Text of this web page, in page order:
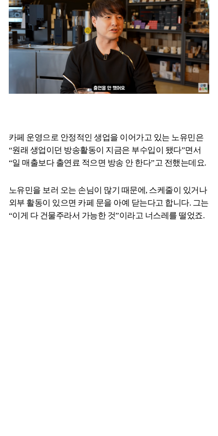
카페 운영으로 안정적인 생업을 이어가고 있는 노유민은
“원래 생업이던 방송활동이 지금은 부수입이 됐다”면서
“일 매출보다 출연료 적으면 방송 안 한다”고 전했는데요.
노유민을 보러 오는 손님이 많기 때문에, 스케줄이 있거나
외부 활동이 있으면 카페 문을 아예 닫는다고 합니다. 그는
“이게 다 건물주라서 가능한 것”이라고 너스레를 떨었죠.